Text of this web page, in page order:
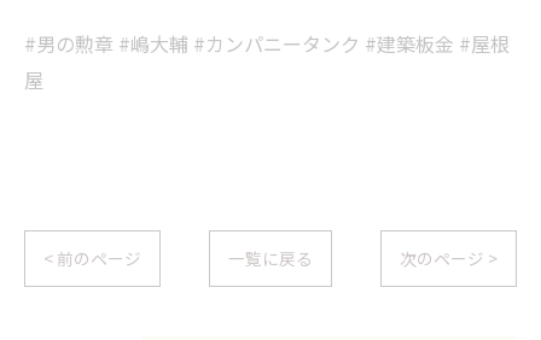
#男の勲章 #嶋大輔 #カンパニータンク #建築板金 #屋根
屋
< 前のページ 一覧に戻る 次のページ >